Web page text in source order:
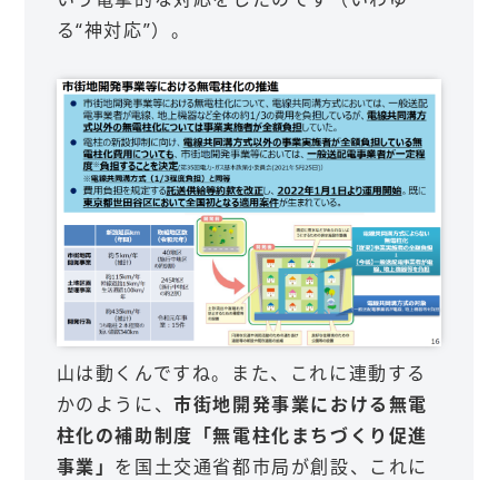
る“神対応”）。
山は動くんですね。また、これに連動する
かのように、市街地開発事業における無電
柱化の補助制度「無電柱化まちづくり促進
事業」 を国土交通省都市局が創設、これに